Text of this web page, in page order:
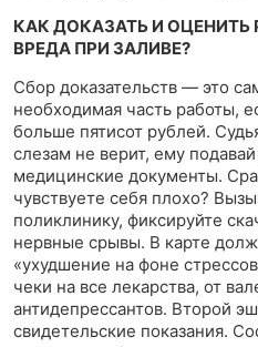
КАК ДОКАЗАТЬ И
ВРЕДА ПРИ ЗАЛИВЕ?
Сбор доказательств — это
необходимая часть работы,
больше пятисот рублей.
слезам не верит, ему
медицинские документы.
чувствуете себя плохо?
поликлинику, фиксируйте
нервные срывы. В карте
«ухудшение на фоне
чеки на все лекарства, от
антидепрессантов. Второй
свидетельские показания.